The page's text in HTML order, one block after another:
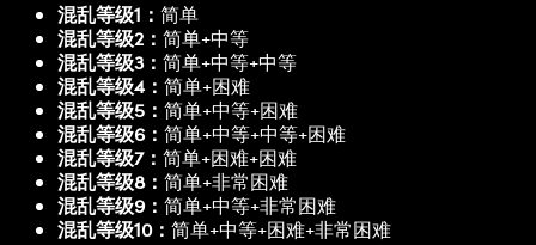
混乱等级1： 简单
混乱等级2： 简单+中等
混乱等级3： 简单+中等+中等
混乱等级4： 简单+困难
混乱等级5： 简单+中等+困难
混乱等级6： 简单+中等+中等+困难
混乱等级7： 简单+困难+困难
混乱等级8： 简单+非常困难
混乱等级9： 简单+中等+非常困难
混乱等级10： 简单+中等+困难+非常困难